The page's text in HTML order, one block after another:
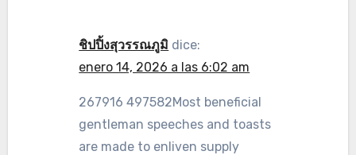
ชิปปิ้งสุวรรณภูมิ dice:
enero 14, 2026 a las 6:02 am
267916 497582Most beneficial
gentleman speeches and toasts
are made to enliven supply